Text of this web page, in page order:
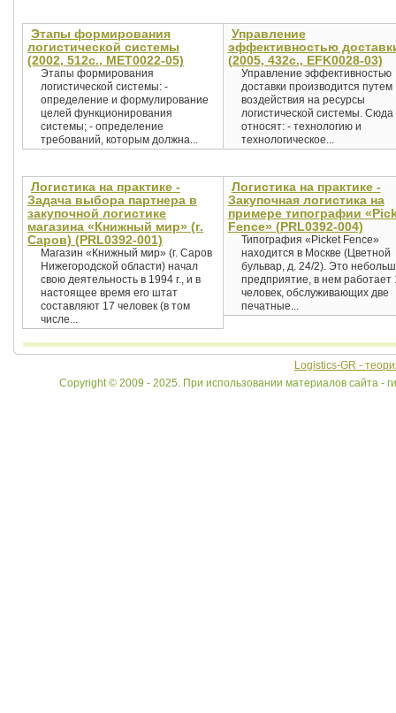
Этапы формирования
логистической системы
(2002, 512с., MET0022-05)
Этапы формирования
логистической системы: -
определение и формулирование
целей функционирования
системы; - определение
требований, которым должна...
Управление
эффективностью
(2005, 432c., EFK0028-03)
Управление эффективностью
доставки производится путем
воздействия на ресурсы
логистической системы. Сюда
относят: - технологию и
технологическое...
Логистика на практике -
Задача выбора партнера в
закупочной логистике
магазина «Книжный мир» (г.
Саров) (PRL0392-001)
Магазин «Книжный мир» (г. Саров
Нижегородской области) начал
свою деятельность в 1994 г., и в
настоящее время его штат
составляют 17 человек (в том
числе...
Логистика на практике -
Закупочная логистика на
примере типографии
Fence» (PRL0392-004)
Типография «Picket Fence»
находится в Москве (Цветной
бульвар, д. 24/2). Это
предприятие, в нем работает
человек, обслуживающих две
печатные...
Logistics-GR -
Copyright © 2009 - 2025. При использовании материалов сайта -